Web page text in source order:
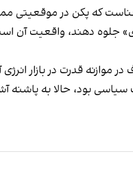
که پکن در موقعیتی
جلوه دهند، واقعیت آن
قدرت در بازار
سیاسی بود، حالا به